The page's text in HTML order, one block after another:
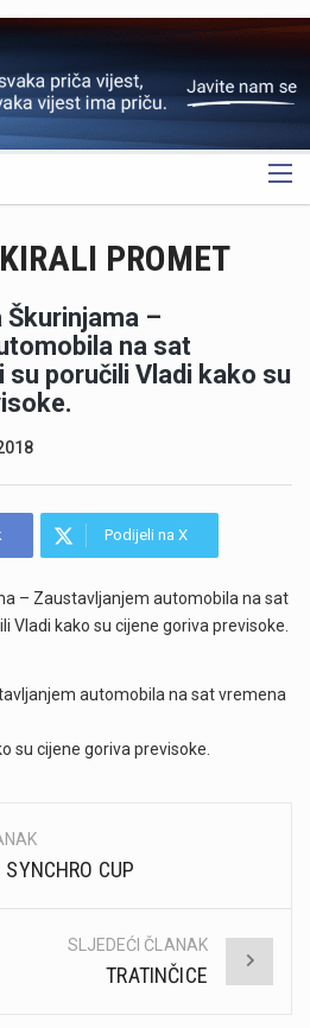
OGLAS
PROMET
–
na sat
su poručili Vladi kako su
Podijeli na X
– Zaustavljanjem automobila na sat
Vladi kako su cijene goriva previsoke.
automobila na sat vremena
su cijene goriva previsoke.
CUP
SLJEDEĆI ČLANAK
TRATINČICE